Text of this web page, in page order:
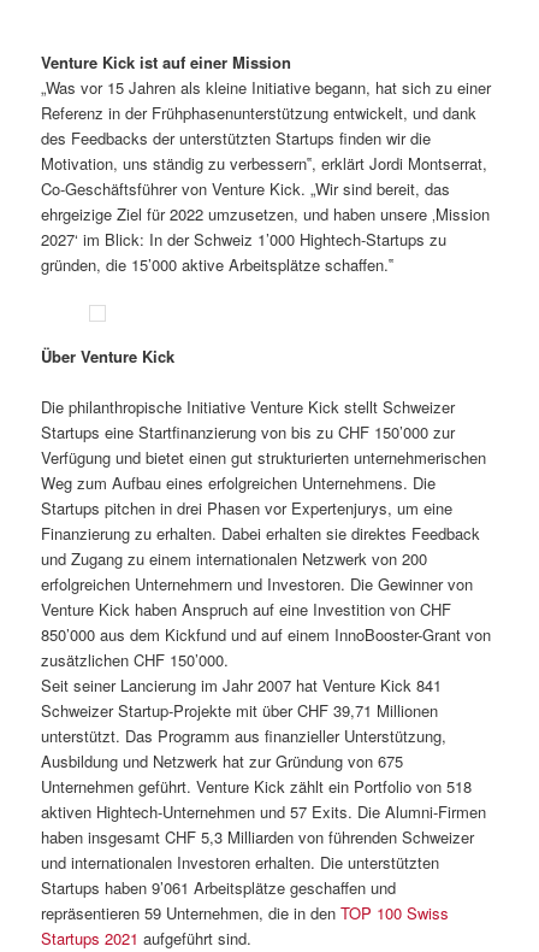
Venture Kick ist auf einer Mission
„Was vor 15 Jahren als kleine Initiative begann, hat sich zu einer
Referenz in der Frühphasenunterstützung entwickelt, und dank
des Feedbacks der unterstützten Startups finden wir die
Motivation, uns ständig zu verbessern‟, erklärt Jordi Montserrat,
Co-Geschäftsführer von Venture Kick. „Wir sind bereit, das
ehrgeizige Ziel für 2022 umzusetzen, und haben unsere ‚Mission
2027‘ im Blick: In der Schweiz 1’000 Hightech-Startups zu
gründen, die 15’000 aktive Arbeitsplätze schaffen.‟
Über Venture Kick
Die philanthropische Initiative Venture Kick stellt Schweizer
Startups eine Startfinanzierung von bis zu CHF 150’000 zur
Verfügung und bietet einen gut strukturierten unternehmerischen
Weg zum Aufbau eines erfolgreichen Unternehmens. Die
Startups pitchen in drei Phasen vor Expertenjurys, um eine
Finanzierung zu erhalten. Dabei erhalten sie direktes Feedback
und Zugang zu einem internationalen Netzwerk von 200
erfolgreichen Unternehmern und Investoren. Die Gewinner von
Venture Kick haben Anspruch auf eine Investition von CHF
850’000 aus dem Kickfund und auf einem InnoBooster-Grant von
zusätzlichen CHF 150’000.
Seit seiner Lancierung im Jahr 2007 hat Venture Kick 841
Schweizer Startup-Projekte mit über CHF 39,71 Millionen
unterstützt. Das Programm aus finanzieller Unterstützung,
Ausbildung und Netzwerk hat zur Gründung von 675
Unternehmen geführt. Venture Kick zählt ein Portfolio von 518
aktiven Hightech-Unternehmen und 57 Exits. Die Alumni-Firmen
haben insgesamt CHF 5,3 Milliarden von führenden Schweizer
und internationalen Investoren erhalten. Die unterstützten
Startups haben 9’061 Arbeitsplätze geschaffen und
repräsentieren 59 Unternehmen, die in denTOP 100 Swiss
Startups 2021aufgeführt sind.